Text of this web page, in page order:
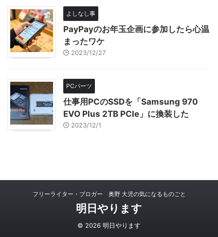
よしなし事
PayPayのお年玉企画に参加したら心温
まったワケ
2023/12/27
PCパーツ
仕事用PCのSSDを「Samsung 970
EVO Plus 2TB PCIe」に換装した
2023/12/1
フリーライター・ブロガー 奥野 大児の気になるものごと
明日やります
© 2026 明日やります